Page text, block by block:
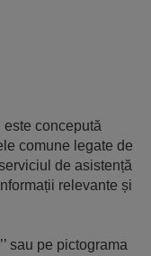
concepută
comune legate de
de asistență
relevante și
sau pe pictograma